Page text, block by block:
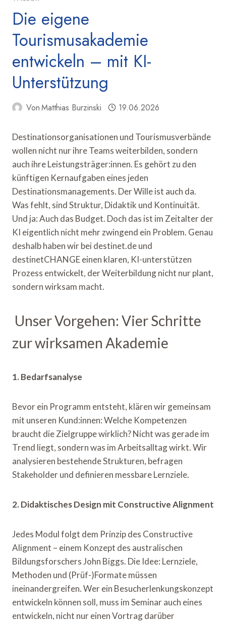
Die eigene
Tourismusakademie
entwickeln – mit KI-
Unterstützung
VonMatthias Burzinski 19.06.2026
Destinationsorganisationen und Tourismusverbände
wollen nicht nur ihre Teams weiterbilden, sondern
auch ihre Leistungsträger:innen. Es gehört zu den
künftigen Kernaufgaben eines jeden
Destinationsmanagements. Der Wille ist auch da.
Was fehlt, sind Struktur, Didaktik und Kontinuität.
Und ja: Auch das Budget. Doch das ist im Zeitalter der
KI eigentlich nicht mehr zwingend ein Problem. Genau
deshalb haben wir bei destinet.de und
destinetCHANGE einen klaren, KI-unterstützen
Prozess entwickelt, der Weiterbildung nicht nur plant,
sondern wirksam macht.
Unser Vorgehen: Vier Schritte
zur wirksamen Akademie
1. Bedarfsanalyse
Bevor ein Programm entsteht, klären wir gemeinsam
mit unseren Kund:innen: Welche Kompetenzen
braucht die Zielgruppe wirklich? Nicht was gerade im
Trend liegt, sondern was im Arbeitsalltag wirkt. Wir
analysieren bestehende Strukturen, befragen
Stakeholder und definieren messbare Lernziele.
2. Didaktisches Design mit Constructive Alignment
Jedes Modul folgt dem Prinzip des Constructive
Alignment – einem Konzept des australischen
Bildungsforschers John Biggs. Die Idee: Lernziele,
Methoden und (Prüf-)Formate müssen
ineinandergreifen. Wer ein Besucherlenkungskonzept
entwickeln können soll, muss im Seminar auch eines
entwickeln, nicht nur einen Vortrag darüber